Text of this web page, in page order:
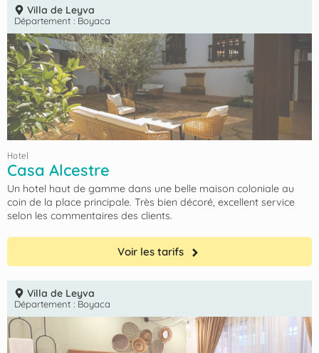
Villa de Leyva
Département : Boyaca
Hotel
Casa Alcestre
Un hotel haut de gamme dans une belle maison coloniale au
coin de la place principale. Très bien décoré, excellent service
selon les commentaires des clients.
Voir les tarifs
Villa de Leyva
Département : Boyaca